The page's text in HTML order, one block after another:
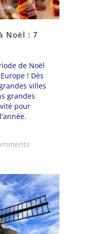
Noël : 7
de Noël
! Dès
villes
grandes
pour